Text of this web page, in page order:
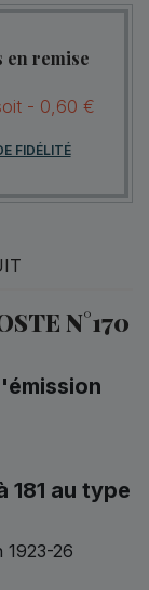
en remise
- 0,60 €
FIDÉLITÉ
N°170
181 au type
1923-26